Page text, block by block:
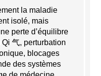
la maladie
isolé, mais
perte d’équilibre
气, perturbation
blocages
des systèmes